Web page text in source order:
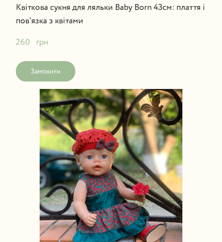
Квіткова сукня для ляльки Baby Born 43см: плаття і
пов'язка з квітами
260   грн
Замовити